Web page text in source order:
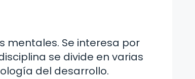
mentales. Se interesa por
se divide en varias
del desarrollo.